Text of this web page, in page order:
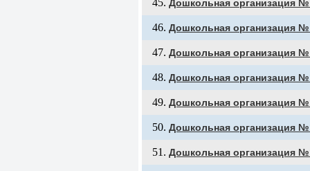
Дошкольная организация
Дошкольная организация
Дошкольная организация
Дошкольная организация
Дошкольная организация
Дошкольная организация
Дошкольная организация